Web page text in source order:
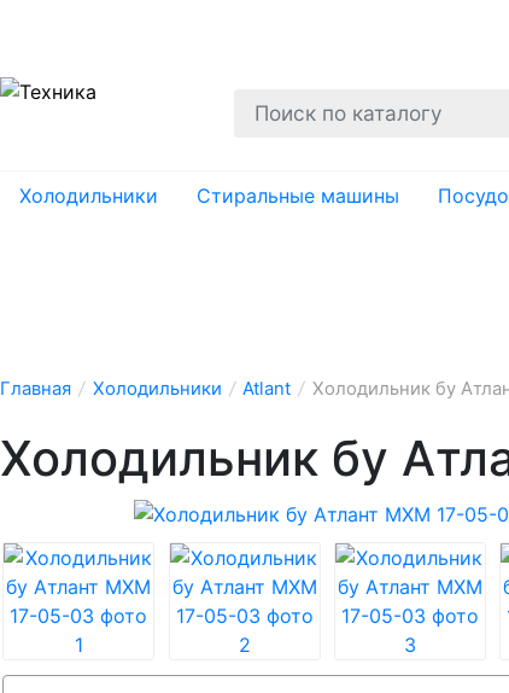
Холодильники Стиральные машины
Главная / Холодильники / Atlant / Холодильник бу
Холодильник бу